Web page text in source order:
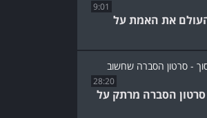
9:01
את האמת על
28:20
סרטון הסברה מרתק על